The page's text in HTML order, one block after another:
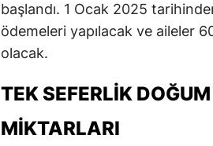
başlandı. 1 Ocak 2025
ödemeleri yapılacak ve aileler
olacak.
TEK SEFERLIK
MIKTARLARI